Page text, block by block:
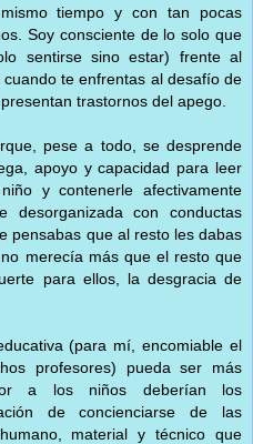
tiempo y con tan pocas
Soy consciente de lo solo que
sentirse sino estar) frente al
te enfrentas al desafío de
trastornos del apego.
pese a todo, se desprende
apoyo y capacidad para leer
y contenerle afectivamente
con conductas
pensabas que al resto les dabas
merecía más que el resto que
para ellos, la desgracia de
(para mí, encomiable el
profesores) pueda ser más
a los niños deberían los
de concienciarse de las
material y técnico que